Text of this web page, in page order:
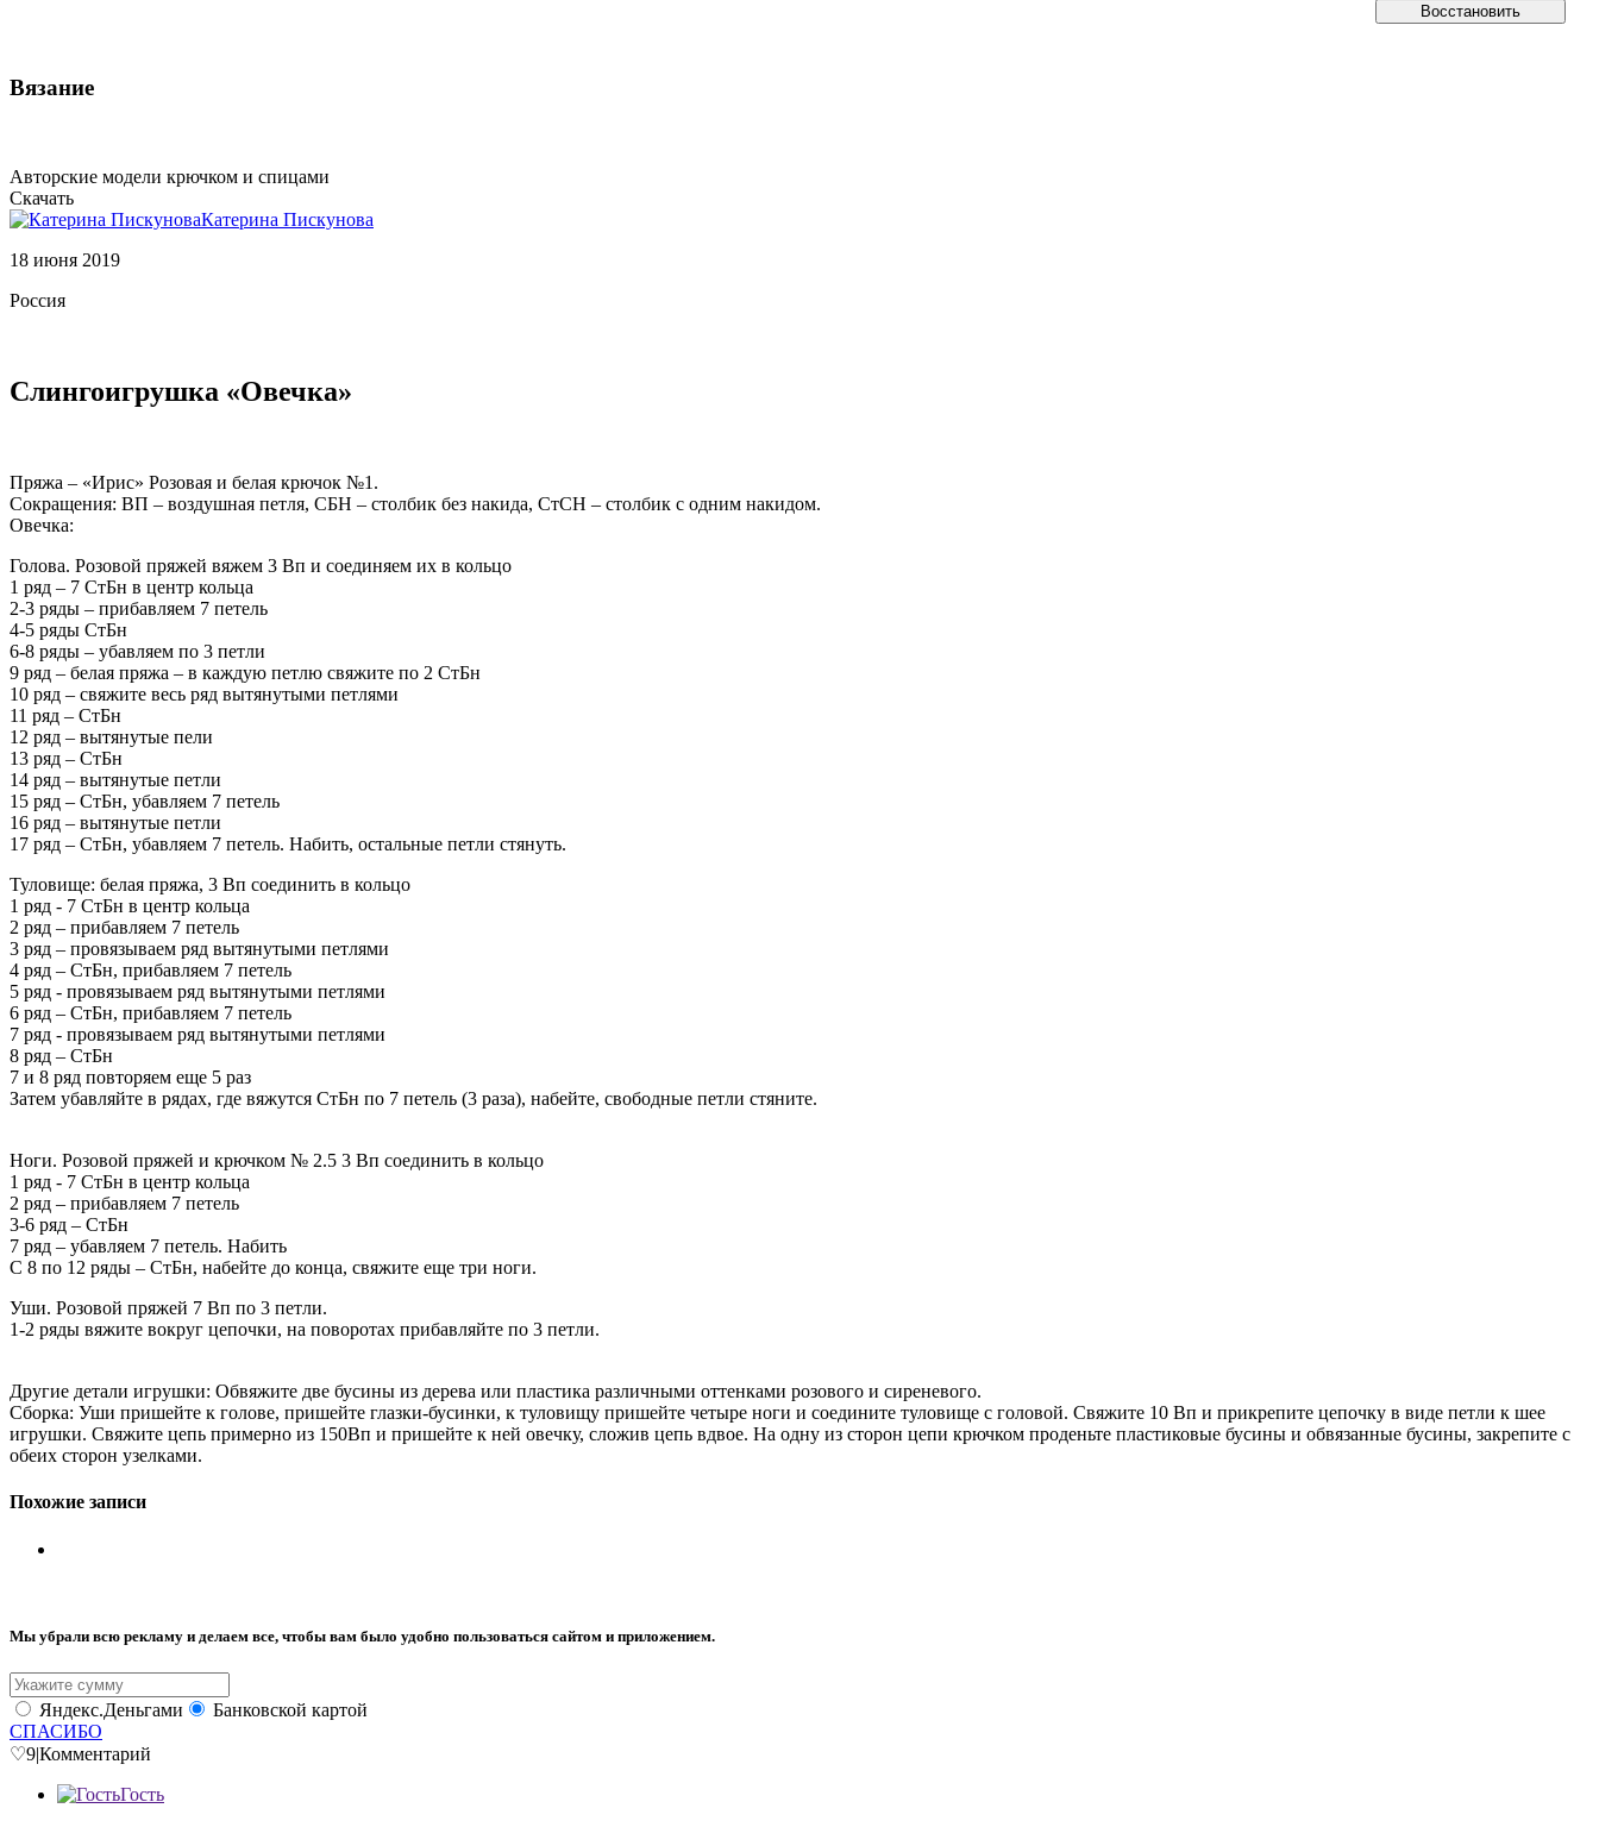
Вязание
Авторские модели крючком и спицами
Скачать
Катерина Пискунова
18 июня 2019
Россия
Слингоигрушка «Овечка»
Пряжа – «Ирис» Розовая и белая крючок №1.
Сокращения: ВП – воздушная петля, СБН – столбик без накида, СтСН – столбик с одним накидом.
Овечка:
Голова. Розовой пряжей вяжем 3 Вп и соединяем их в кольцо
1 ряд – 7 СтБн в центр кольца
2-3 ряды – прибавляем 7 петель
4-5 ряды СтБн
6-8 ряды – убавляем по 3 петли
9 ряд – белая пряжа – в каждую петлю свяжите по 2 СтБн
10 ряд – свяжите весь ряд вытянутыми петлями
11 ряд – СтБн
12 ряд – вытянутые пели
13 ряд – СтБн
14 ряд – вытянутые петли
15 ряд – СтБн, убавляем 7 петель
16 ряд – вытянутые петли
17 ряд – СтБн, убавляем 7 петель. Набить, остальные петли стянуть.
Туловище: белая пряжа, 3 Вп соединить в кольцо
1 ряд - 7 СтБн в центр кольца
2 ряд – прибавляем 7 петель
3 ряд – провязываем ряд вытянутыми петлями
4 ряд – СтБн, прибавляем 7 петель
5 ряд - провязываем ряд вытянутыми петлями
6 ряд – СтБн, прибавляем 7 петель
7 ряд - провязываем ряд вытянутыми петлями
8 ряд – СтБн
7 и 8 ряд повторяем еще 5 раз
Затем убавляйте в рядах, где вяжутся СтБн по 7 петель (3 раза), набейте, свободные петли стяните.
Ноги. Розовой пряжей и крючком № 2.5 3 Вп соединить в кольцо
1 ряд - 7 СтБн в центр кольца
2 ряд – прибавляем 7 петель
3-6 ряд – СтБн
7 ряд – убавляем 7 петель. Набить
С 8 по 12 ряды – СтБн, набейте до конца, свяжите еще три ноги.
Уши. Розовой пряжей 7 Вп по 3 петли.
1-2 ряды вяжите вокруг цепочки, на поворотах прибавляйте по 3 петли.
Другие детали игрушки: Обвяжите две бусины из дерева или пластика различными оттенками розового и сиреневого.
Сборка: Уши пришейте к голове, пришейте глазки-бусинки, к туловищу пришейте четыре ноги и соедините туловище с головой. Свяжите 10 Вп и прикрепите цепочку в виде петли к шее
игрушки. Свяжите цепь примерно из 150Вп и пришейте к ней овечку, сложив цепь вдвое. На одну из сторон цепи крючком проденьте пластиковые бусины и обвязанные бусины, закрепите с
обеих сторон узелками.
Похожие записи
Мы убрали всю рекламу и делаем все, чтобы вам было удобно пользоваться сайтом и приложением.
Яндекс.Деньгами
Банковской картой
СПАСИБО
♡9|Комментарий
Гость